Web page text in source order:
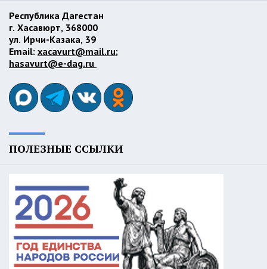
Республика Дагестан
г. Хасавюрт, 368000
ул. Ирчи-Казака, 39
Email: xacavurt@mail.ru;
hasavurt@e-dag.ru
ПОЛЕЗНЫЕ ССЫЛКИ